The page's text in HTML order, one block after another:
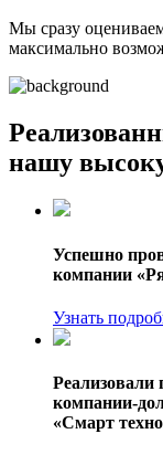
Мы сразу
максимально
нашу
Успешно
компании
Узнать
Реализовали
компании-
«Смарт